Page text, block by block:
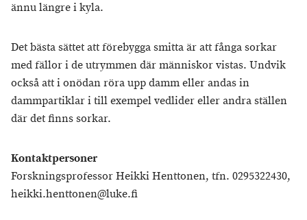
ännu längre i kyla.
Det bästa sättet att förebygga smitta är att fånga sorkar
med fällor i de utrymmen där människor vistas. Undvik
också att i onödan röra upp damm eller andas in
dammpartiklar i till exempel vedlider eller andra ställen
där det finns sorkar.
Kontaktpersoner
Forskningsprofessor Heikki Henttonen, tfn. 0295322430,
heikki.henttonen@luke.fi